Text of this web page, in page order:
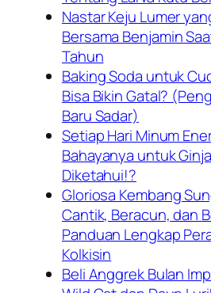
Nastar Keju Lumer
Bersama Benjamin
Tahun
Baking Soda untuk
Bisa Bikin Gatal?
Baru Sadar)
Setiap Hari Minum
Bahayanya untuk
Diketahui!?
Gloriosa Kembang
Cantik, Beracun, dan
Panduan Lengkap
Kolkisin
Beli Anggrek Bulan